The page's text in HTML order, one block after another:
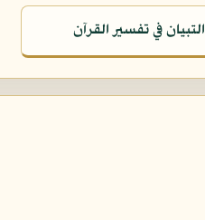
التبيان في تفسير القرآن